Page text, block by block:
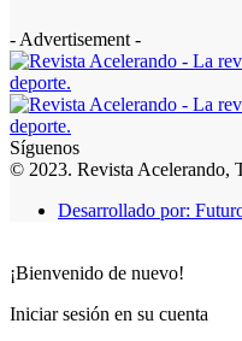
- Advertisement -
Síguenos
© 2023. Revista Acelerando,
Desarrollado por:
¡Bienvenido de nuevo!
Iniciar sesión en su cuenta